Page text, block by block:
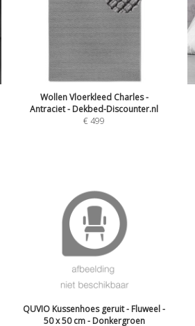
Wollen Vloerkleed Charles -
Antraciet - Dekbed-Discounter.nl
€499
QUVIO Kussenhoes geruit - Fluweel -
50 x 50 cm - Donkergroen